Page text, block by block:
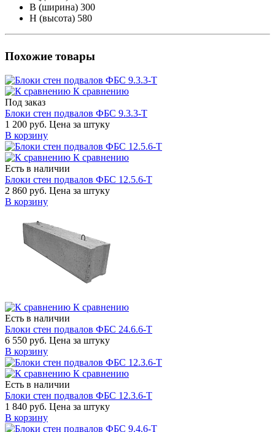
B (ширина) 300
H (высота) 580
Похожие товары
К сравнению
Под заказ
Блоки стен подвалов ФБС 9.3.3-Т
1 200 руб. Цена за штуку
В корзину
К сравнению
Есть в наличии
Блоки стен подвалов ФБС 12.5.6-Т
2 860 руб. Цена за штуку
В корзину
К сравнению
Есть в наличии
Блоки стен подвалов ФБС 24.6.6-Т
6 550 руб. Цена за штуку
В корзину
К сравнению
Есть в наличии
Блоки стен подвалов ФБС 12.3.6-Т
1 840 руб. Цена за штуку
В корзину